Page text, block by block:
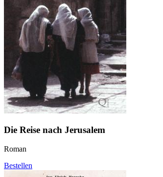
Die Reise nach Jerusalem
Roman
Bestellen